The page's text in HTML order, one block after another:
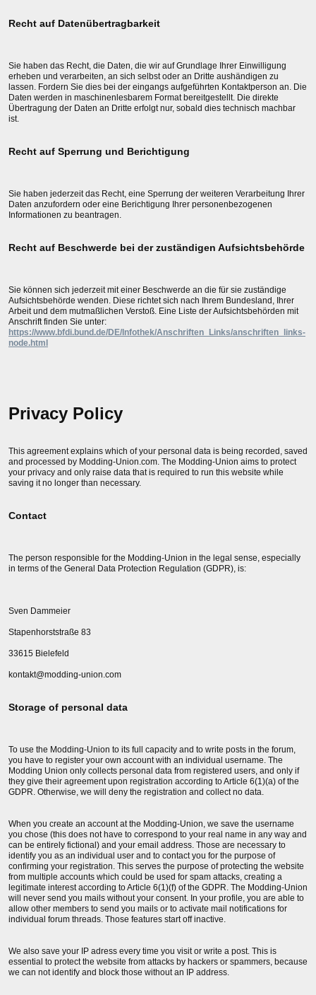
Recht auf Datenübertragbarkeit
Sie haben das Recht, die Daten, die wir auf Grundlage Ihrer Einwilligung
erheben und verarbeiten, an sich selbst oder an Dritte aushändigen zu
lassen. Fordern Sie dies bei der eingangs aufgeführten Kontaktperson an. Die
Daten werden in maschinenlesbarem Format bereitgestellt. Die direkte
Übertragung der Daten an Dritte erfolgt nur, sobald dies technisch machbar
ist.
Recht auf Sperrung und Berichtigung
Sie haben jederzeit das Recht, eine Sperrung der weiteren Verarbeitung Ihrer
Daten anzufordern oder eine Berichtigung Ihrer personenbezogenen
Informationen zu beantragen.
Recht auf Beschwerde bei der zuständigen Aufsichtsbehörde
Sie können sich jederzeit mit einer Beschwerde an die für sie zuständige
Aufsichtsbehörde wenden. Diese richtet sich nach Ihrem Bundesland, Ihrer
Arbeit und dem mutmaßlichen Verstoß. Eine Liste der Aufsichtsbehörden mit
Anschrift finden Sie unter:
https://www.bfdi.bund.de/DE/Infothek/Anschriften_Links/anschriften_links-
node.html
Privacy Policy
This agreement explains which of your personal data is being recorded, saved
and processed by Modding-Union.com. The Modding-Union aims to protect
your privacy and only raise data that is required to run this website while
saving it no longer than necessary.
Contact
The person responsible for the Modding-Union in the legal sense, especially
in terms of the General Data Protection Regulation (GDPR), is:
Sven Dammeier
Stapenhorststraße 83
33615 Bielefeld
kontakt@modding-union.com
Storage of personal data
To use the Modding-Union to its full capacity and to write posts in the forum,
you have to register your own account with an individual username. The
Modding Union only collects personal data from registered users, and only if
they give their agreement upon registration according to Article 6(1)(a) of the
GDPR. Otherwise, we will deny the registration and collect no data.
When you create an account at the Modding-Union, we save the username
you chose (this does not have to correspond to your real name in any way and
can be entirely fictional) and your email address. Those are necessary to
identify you as an individual user and to contact you for the purpose of
confirming your registration. This serves the purpose of protecting the website
from multiple accounts which could be used for spam attacks, creating a
legitimate interest according to Article 6(1)(f) of the GDPR. The Modding-Union
will never send you mails without your consent. In your profile, you are able to
allow other members to send you mails or to activate mail notifications for
individual forum threads. Those features start off inactive.
We also save your IP adress every time you visit or write a post. This is
essential to protect the website from attacks by hackers or spammers, because
we can not identify and block those without an IP address.